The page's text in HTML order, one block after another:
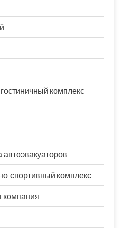
комплекс
автоэвакуаторов
спортивный комплекс
компания